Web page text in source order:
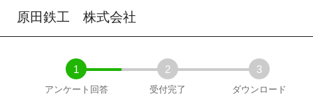
原田鉄工 株式会社
1
アンケート回答
2
受付完了
3
ダウンロード